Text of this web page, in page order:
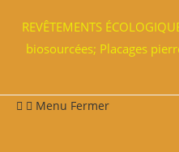
REVÊTEMENTS
biosourcées; Placages
Menu Fermer